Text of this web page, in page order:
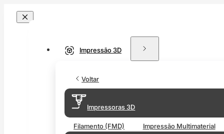
Impressão 3D
Voltar
Impressoras 3D
Filamento (FMD) Impressão Multimaterial